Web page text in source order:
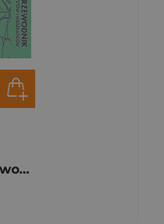
Wrocław. Nieprzewodnik dla turystów i mieszkańców